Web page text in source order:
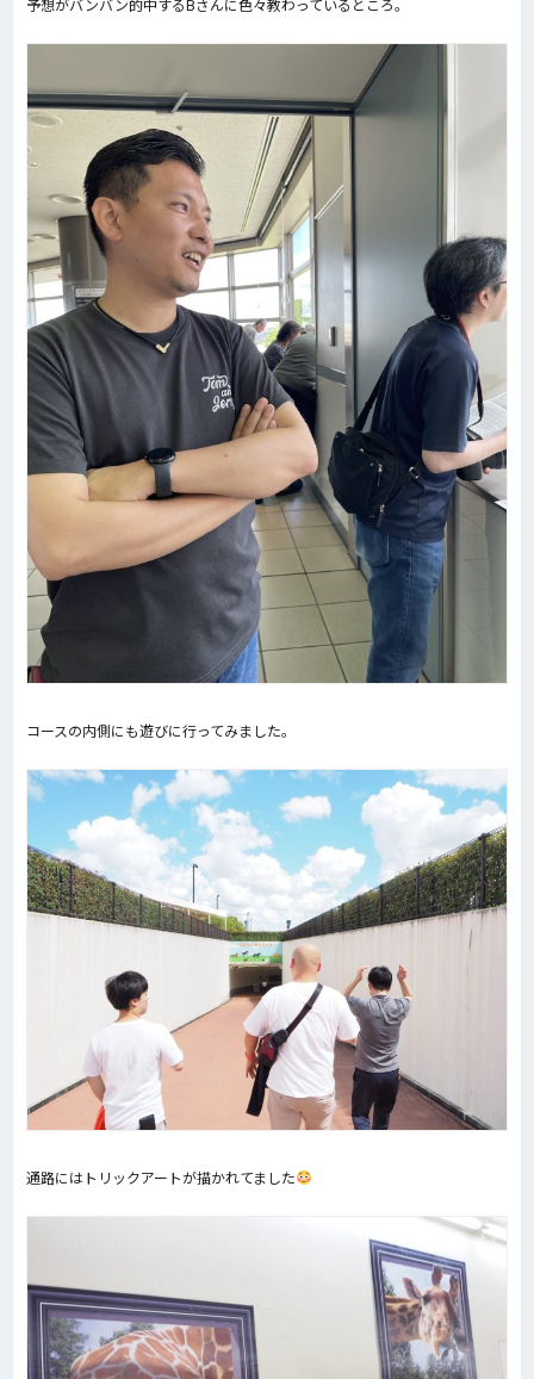
予想がバンバン的中するBさんに色々教わっているところ。
コースの内側にも遊びに行ってみました。
通路にはトリックアートが描かれてました